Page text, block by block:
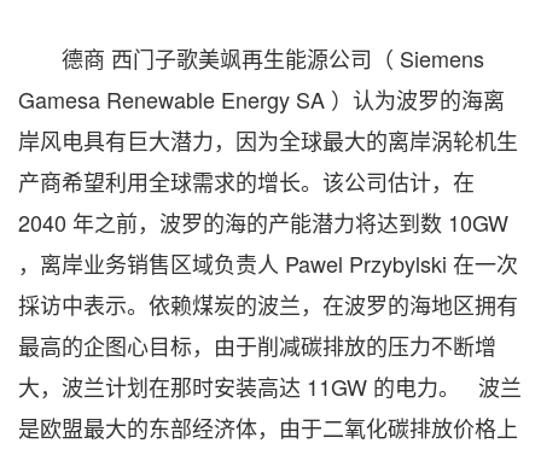
德商 西门子歌美飒再生能源公司（ Siemens
Gamesa Renewable Energy SA ）认为波罗的海离
岸风电具有巨大潜力，因为全球最大的离岸涡轮机生
产商希望利用全球需求的增长。该公司估计，在
2040 年之前，波罗的海的产能潜力将达到数 10GW
，离岸业务销售区域负责人 Pawel Przybylski 在一次
採访中表示。依赖煤炭的波兰，在波罗的海地区拥有
最高的企图心目标，由于削减碳排放的压力不断增
大，波兰计划在那时安装高达 11GW 的电力。 波兰
是欧盟最大的东部经济体，由于二氧化碳排放价格上